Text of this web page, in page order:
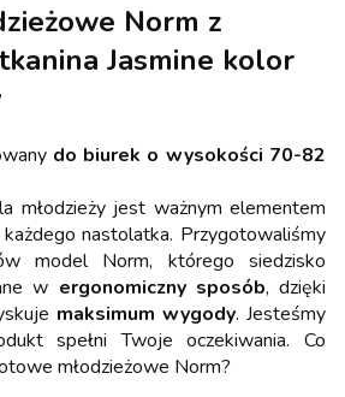
Norm z
Jasmine kolor
do biurek o wysokości 70-82
młodzieży jest ważnym elementem
nastolatka. Przygotowaliśmy
model Norm, którego siedzisko
w ergonomiczny sposób, dzięki
maksimum wygody. Jesteśmy
spełni Twoje oczekiwania. Co
młodzieżowe Norm?